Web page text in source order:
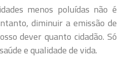
menos poluídas não é
diminuir a emissão de
dever quanto cidadão. Só
e qualidade de vida.